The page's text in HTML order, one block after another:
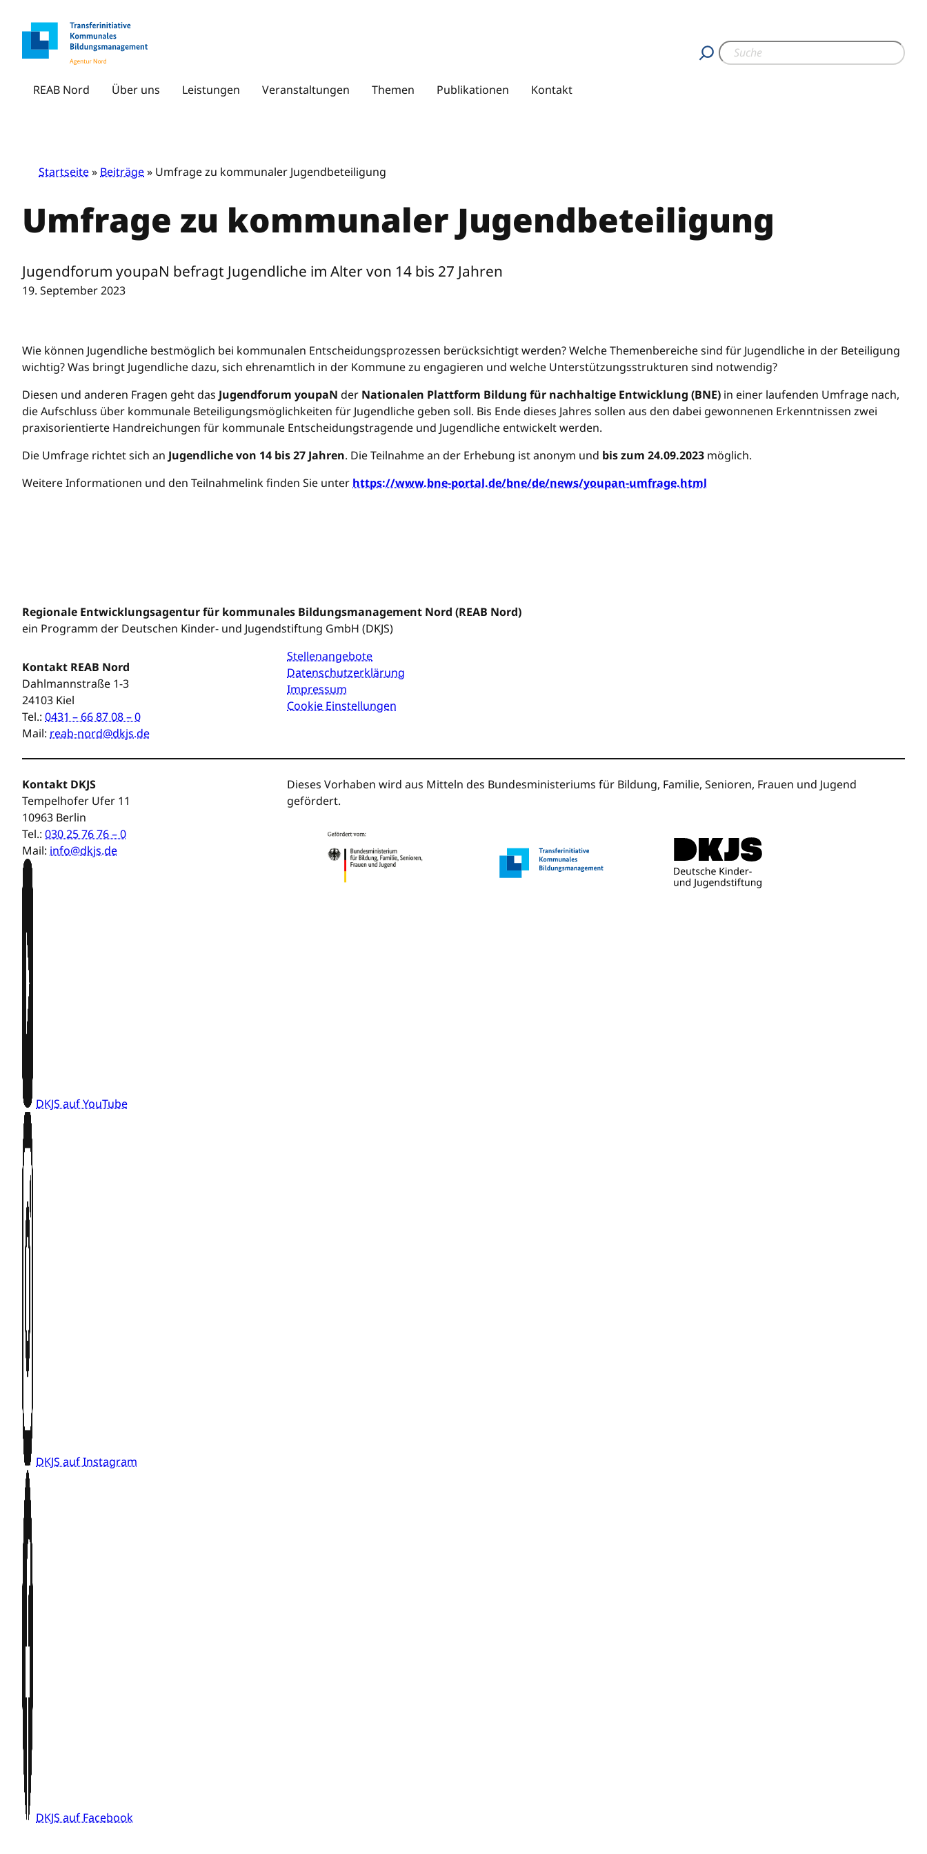
Inhalt
springen
c
h
REAB Nord Über uns Leistungen Veranstaltungen Themen Publikationen Kontakt
Startseite» Beiträge» Umfrage zu kommunaler Jugendbeteiligung
Umfrage zu kommunaler Jugendbeteiligung
Jugendforum youpaN befragt Jugendliche im Alter von 14 bis 27 Jahren
19. September 2023
Wie können Jugendliche bestmöglich bei kommunalen Entscheidungsprozessen berücksichtigt werden? Welche Themenbereiche sind für Jugendliche in der Beteiligung
wichtig? Was bringt Jugendliche dazu, sich ehrenamtlich in der Kommune zu engagieren und welche Unterstützungsstrukturen sind notwendig?
Diesen und anderen Fragen geht das Jugendforum youpaN der Nationalen Plattform Bildung für nachhaltige Entwicklung (BNE) in einer laufenden Umfrage nach,
die Aufschluss über kommunale Beteiligungsmöglichkeiten für Jugendliche geben soll. Bis Ende dieses Jahres sollen aus den dabei gewonnenen Erkenntnissen zwei
praxisorientierte Handreichungen für kommunale Entscheidungstragende und Jugendliche entwickelt werden.
Die Umfrage richtet sich an Jugendliche von 14 bis 27 Jahren. Die Teilnahme an der Erhebung ist anonym und bis zum 24.09.2023 möglich.
Weitere Informationen und den Teilnahmelink finden Sie unter https://www.bne-portal.de/bne/de/news/youpan-umfrage.html
Regionale Entwicklungsagentur für kommunales Bildungsmanagement Nord (REAB Nord)
ein Programm der Deutschen Kinder- und Jugendstiftung GmbH (DKJS)
Kontakt REAB Nord
Dahlmannstraße 1-3
24103 Kiel
Tel.: 0431 – 66 87 08 – 0
Mail: reab-nord@dkjs.de
Stellenangebote
Datenschutzerklärung
Impressum
Cookie Einstellungen
Kontakt DKJS
Tempelhofer Ufer 11
10963 Berlin
Tel.: 030 25 76 76 – 0
Mail: info@dkjs.de
DKJS auf YouTube
DKJS auf Instagram
DKJS auf Facebook
Dieses Vorhaben wird aus Mitteln des Bundesministeriums für Bildung, Familie, Senioren, Frauen und Jugend
gefördert.